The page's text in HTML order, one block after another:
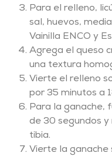
Para el relleno,
sal, huevos,
Vainilla ENCO y
Agrega el queso
una textura
Vierte el relleno
por 35 minutos a
Para la ganache,
de 30 segundos
tibia.
Vierte la ganache